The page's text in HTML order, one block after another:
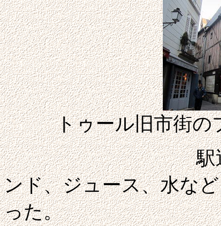
トゥール旧市街の
駅近くのスー
ンド、ジュース、水な
った。